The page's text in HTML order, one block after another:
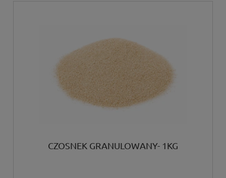
CZOSNEK GRANULOWANY- 1KG